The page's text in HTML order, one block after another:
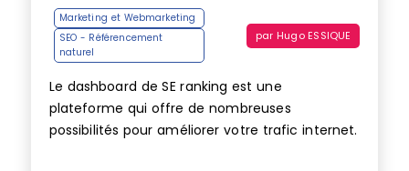
Marketing et Webmarketing
SEO - Référencement
naturel
par Hugo ESSIQUE
Le dashboard de SE ranking est une
plateforme qui offre de nombreuses
possibilités pour améliorer votre trafic internet.